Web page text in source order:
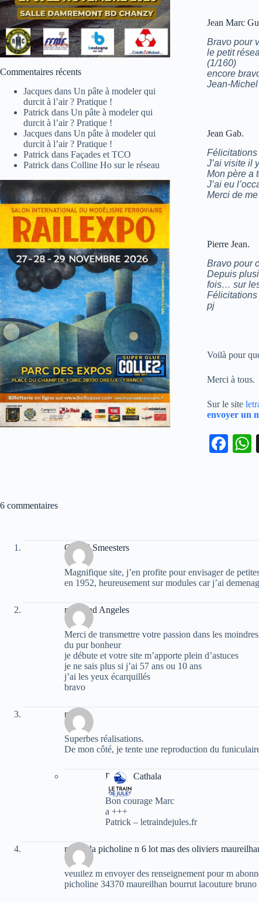
Jean Marc
Bravo pour
le petit
(1/160)
encore
Jean-Michel
Jean Gab.
Félicitations
J’ai visite il
Mon père a
J’ai eu
Merci de
Pierre Jean.
Bravo pour
Depuis
fois… sur
Félicitations
pj
Voilà pour
Merci à tous.
Sur le site
envoyer un
Fa
Commentaires récents
Jacques dans Un pâte à modeler qui
durcit à l’air ? Pratique !
Patrick dans Un pâte à modeler qui
durcit à l’air ? Pratique !
Jacques dans Un pâte à modeler qui
durcit à l’air ? Pratique !
Patrick dans Façades et TCO
Patrick dans Colline Ho sur le réseau
6 commentaires
Gerard Smeesters
Magnifique site, j’en profite pour envisager de
en 1952, heureusement sur modules car j’ai
raymond Angeles
Merci de transmettre votre passion dans les
du pur bonheur
je débute et votre site m’apporte plein d’astuces
je ne sais plus si j’ai 57 ans ou 10 ans
j’ai les yeux écarquillés
bravo
marc
Superbes réalisations.
De mon côté, je tente une reproduction du
Patrick Cathala
Bon courage Marc
a +++
Patrick – letraindejules.fr
rue de la picholine n 6 lot mas des oliviers
veuillez m envoyer des renseignement pour m
picholine 34370 maureilhan bourrut lacouture bruno